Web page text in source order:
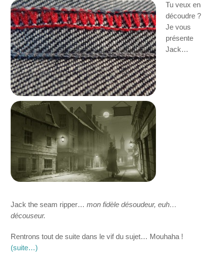
Tu veux en
découdre ?
Je vous
présente
Jack…
Jack the seam ripper…mon fidèle désoudeur, euh…
découseur.
Rentrons tout de suite dans le vif du sujet… Mouhaha !
(suite…)